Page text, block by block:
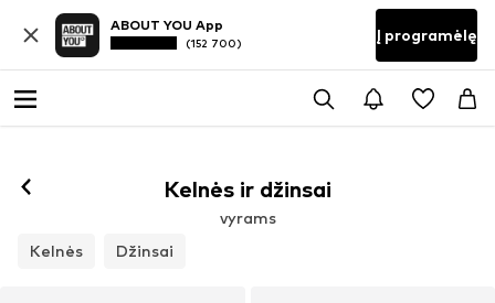
ABOUT YOU App
(152 700) Į programėlę
Kelnės ir džinsai
vyrams
Kelnės
Džinsai